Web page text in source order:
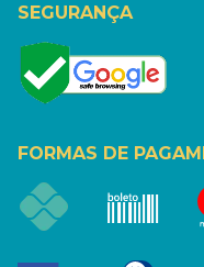
SEGURANÇA
FORMAS DE